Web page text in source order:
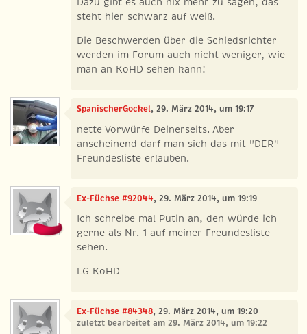
steht hier schwarz auf weiß.
Die Beschwerden über die Schiedsrichter
werden im Forum auch nicht weniger, wie
man an KoHD sehen kann!
SpanischerGockel, 29. März 2014, um 19:17
nette Vorwürfe Deinerseits. Aber
anscheinend darf man sich das mit "DER"
Freundesliste erlauben.
Ex-Füchse #92044, 29. März 2014, um 19:19
Ich schreibe mal Putin an, den würde ich
gerne als Nr. 1 auf meiner Freundesliste
sehen.
LG KoHD
Ex-Füchse #84348, 29. März 2014, um 19:20
zuletzt bearbeitet am 29. März 2014, um 19:22